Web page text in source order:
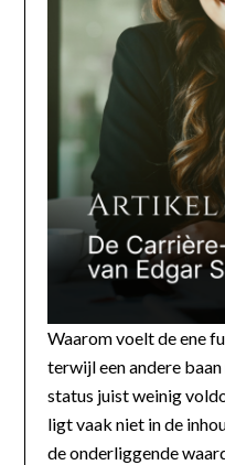
Waarom voelt de ene
terwijl een andere
status juist weinig
ligt vaak niet in de
de onderliggende